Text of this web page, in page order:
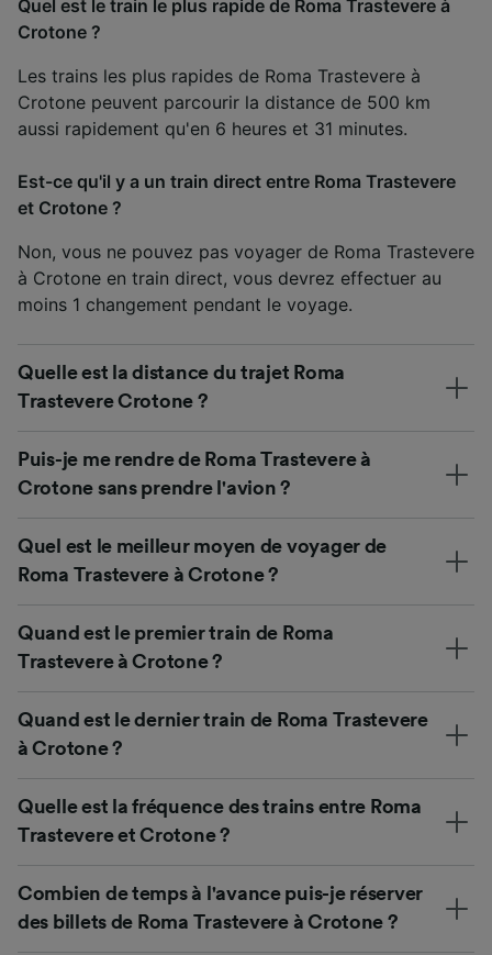
Quel est le train le plus rapide de Roma Trastevere à
Crotone ?
Les trains les plus rapides de Roma Trastevere à
Crotone peuvent parcourir la distance de 500 km
aussi rapidement qu'en 6 heures et 31 minutes.
Est-ce qu'il y a un train direct entre Roma Trastevere
et Crotone ?
Non, vous ne pouvez pas voyager de Roma Trastevere
à Crotone en train direct, vous devrez effectuer au
moins 1 changement pendant le voyage.
Quelle est la distance du trajet Roma
Trastevere Crotone ?
Puis-je me rendre de Roma Trastevere à
Crotone sans prendre l'avion ?
Quel est le meilleur moyen de voyager de
Roma Trastevere à Crotone ?
Quand est le premier train de Roma
Trastevere à Crotone ?
Quand est le dernier train de Roma Trastevere
à Crotone ?
Quelle est la fréquence des trains entre Roma
Trastevere et Crotone ?
Combien de temps à l'avance puis-je réserver
des billets de Roma Trastevere à Crotone ?